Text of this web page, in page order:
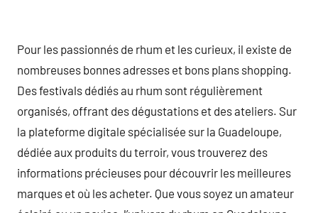
Pour les passionnés de rhum et les curieux, il existe de
nombreuses bonnes adresses et bons plans shopping.
Des festivals dédiés au rhum sont régulièrement
organisés, offrant des dégustations et des ateliers. Sur
la plateforme digitale spécialisée sur la Guadeloupe,
dédiée aux produits du terroir, vous trouverez des
informations précieuses pour découvrir les meilleures
marques et où les acheter. Que vous soyez un amateur